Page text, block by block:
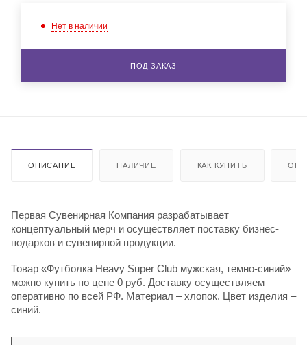
Нет в наличии
ПОД ЗАКАЗ
ОПИСАНИЕ НАЛИЧИЕ КАК КУПИТЬ
Первая Сувенирная Компания разрабатывает
концептуальный мерч и осуществляет поставку бизнес-
подарков и сувенирной продукции.
Товар «Футболка Heavy Super Club мужская, темно-синий»
можно купить по цене 0 руб. Доставку осуществляем
оперативно по всей РФ. Материал – хлопок. Цвет изделия –
синий.